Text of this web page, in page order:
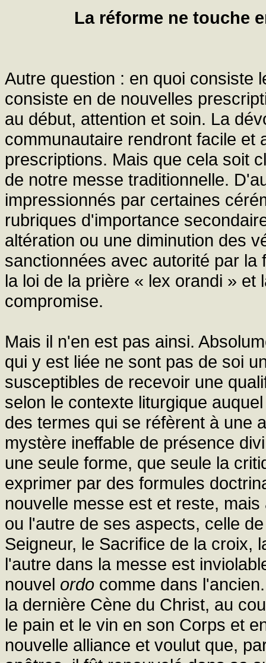
La réforme ne touche
Autre question : en quoi consiste
consiste en de nouvelles
au début, attention et soin. La
communautaire rendront facile et
prescriptions. Mais que cela soit
de notre messe traditionnelle.
impressionnés par certaines
rubriques d'importance
altération ou une diminution des
sanctionnées avec autorité par
la loi de la prière « lex orandi »
compromise.
Mais il n'en est pas ainsi.
qui y est liée ne sont pas de soi
susceptibles de recevoir une
selon le contexte liturgique
des termes qui se réfèrent à une
mystère ineffable de présence
une seule forme, que seule la
exprimer par des formules
nouvelle messe est et reste,
ou l'autre de ses aspects, celle
Seigneur, le Sacrifice de la croix,
l'autre dans la messe est
nouvel ordo comme dans
la dernière Cène du Christ, au
le pain et le vin en son Corps et
nouvelle alliance et voulut que,